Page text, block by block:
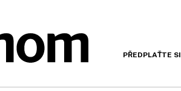
PŘEDPLAŤTE SI